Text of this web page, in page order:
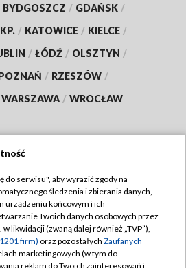
BYDGOSZCZ / GDAŃSK /
/ KATOWICE / KIELCE /
/ ŁÓDŹ / OLSZTYN /
/ RZESZÓW /
WARSZAWA / WROCŁAW
TVP
Regulamin TVP
prywatności
Moje zgody
do serwisu", aby wyrazić zgody na
śledzenia i zbierania danych,
urządzeniu końcowym i ich
Twoich danych osobowych przez
w likwidacji (zwaną dalej również „TVP”),
firm) oraz pozostałych Zaufanych
marketingowych (w tym do
reklam do Twoich zainteresowań i